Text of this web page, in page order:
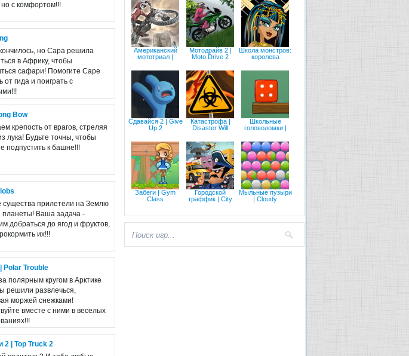
с комфортом!!!
но Сара решила
в Африку, чтобы
сафари! Помогите Саре
от гида и поиграть с
Bow
крепость от врагов, стреляя
лука! Будьте точны, чтобы
подпустить к башне!!!
существа прилетели на Землю
планеты! Ваша задача -
добраться до ягод и фруктов,
их!!!
Trouble
полярным кругом в Арктике
решили развлечься,
моржей снежками!
вместе с ними в веселых
| Top Truck 2
Американский
мототриал |
Мотодрайв 2 |
Moto Drive 2
Школа монстров:
королева
Сдавайся 2 | Give
Up 2
Катастрофа |
Disaster Will
Школьные
головоломки |
Забеги | Gym
Class
Городской
траффик | City
Мыльные пузыри
| Cloudy